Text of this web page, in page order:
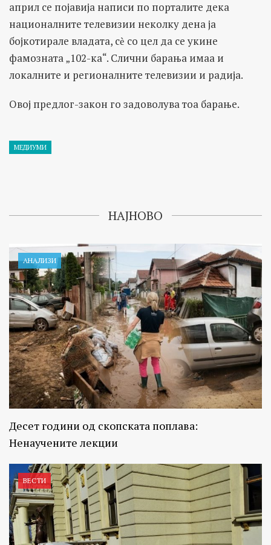
април се појавија написи по порталите дека
националните телевизии неколку дена ја
бојкотирале владата, сѐ со цел да се укине
фамозната „102-ка“. Слични барања имаа и
локалните и регионалните телевизии и радија.
Овој предлог-закон го задоволува тоа барање.
МЕДИУМИ
НАЈНОВО
АНАЛИЗИ
Десет години од скопската поплава:
Ненаучените лекции
ВЕСТИ